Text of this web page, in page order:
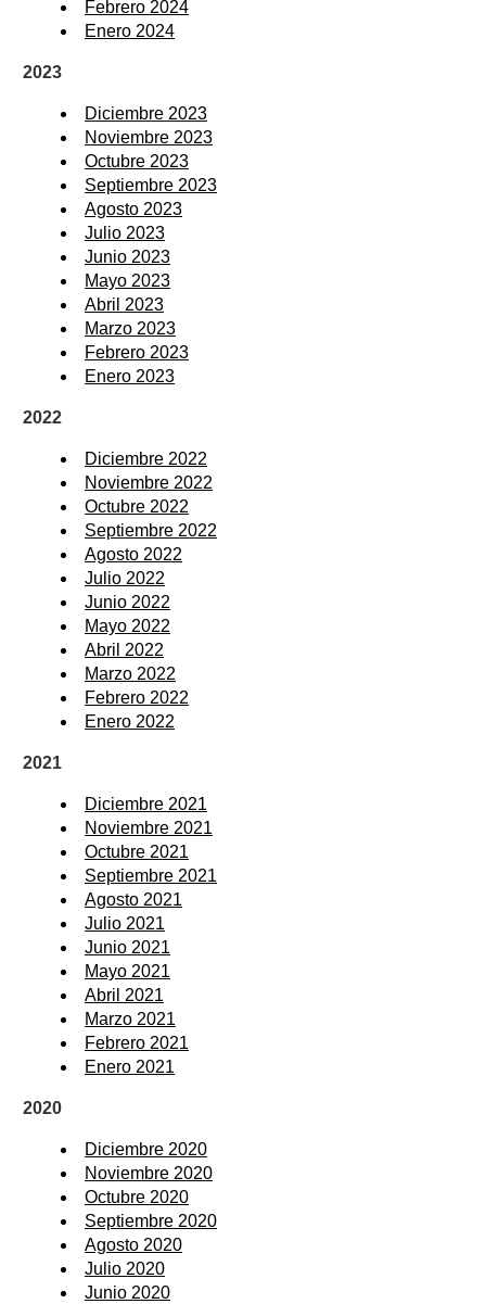
Febrero 2024
Enero 2024
2023
Diciembre 2023
Noviembre 2023
Octubre 2023
Septiembre 2023
Agosto 2023
Julio 2023
Junio 2023
Mayo 2023
Abril 2023
Marzo 2023
Febrero 2023
Enero 2023
2022
Diciembre 2022
Noviembre 2022
Octubre 2022
Septiembre 2022
Agosto 2022
Julio 2022
Junio 2022
Mayo 2022
Abril 2022
Marzo 2022
Febrero 2022
Enero 2022
2021
Diciembre 2021
Noviembre 2021
Octubre 2021
Septiembre 2021
Agosto 2021
Julio 2021
Junio 2021
Mayo 2021
Abril 2021
Marzo 2021
Febrero 2021
Enero 2021
2020
Diciembre 2020
Noviembre 2020
Octubre 2020
Septiembre 2020
Agosto 2020
Julio 2020
Junio 2020